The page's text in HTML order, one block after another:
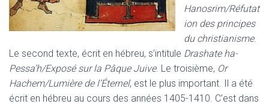
Hanosrim/Réfutat
ion des principes
du christianisme.
Le second texte, écrit en hébreu, s’intitule Drashate ha-
Pessa’h/Exposé sur la Pâque Juive. Le troisième, Or
Hachem/Lumière de l’Éternel, est le plus important. Il a été
écrit en hébreu au cours des années 1405-1410. C’est dans